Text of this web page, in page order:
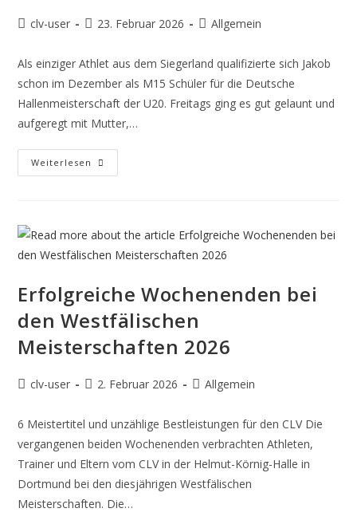
clv-user 23. Februar 2026 Allgemein
Als einziger Athlet aus dem Siegerland qualifizierte sich Jakob
schon im Dezember als M15 Schüler für die Deutsche
Hallenmeisterschaft der U20. Freitags ging es gut gelaunt und
aufgeregt mit Mutter,…
Weiterlesen
Erfolgreiche Wochenenden bei
den Westfälischen
Meisterschaften 2026
clv-user 2. Februar 2026 Allgemein
6 Meistertitel und unzählige Bestleistungen für den CLV Die
vergangenen beiden Wochenenden verbrachten Athleten,
Trainer und Eltern vom CLV in der Helmut-Körnig-Halle in
Dortmund bei den diesjährigen Westfälischen
Meisterschaften. Die…